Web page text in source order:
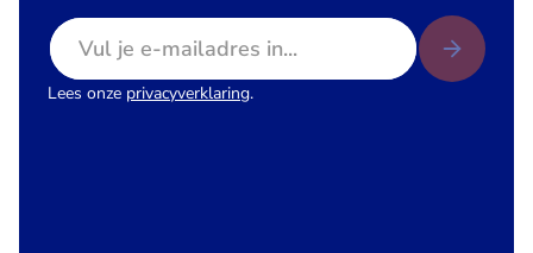
E-mailadres
Lees onze privacyverklaring.